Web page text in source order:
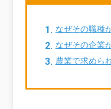
なぜその職種
なぜその企業
農業で求めら